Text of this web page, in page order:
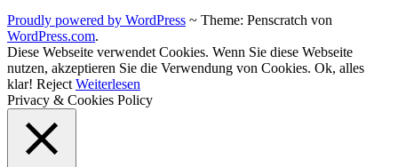
Proudly powered by WordPress ~ Theme: Penscratch von
WordPress.com.
Diese Webseite verwendet Cookies. Wenn Sie diese Webseite
nutzen, akzeptieren Sie die Verwendung von Cookies. Ok, alles
klar! Reject Weiterlesen
Privacy & Cookies Policy